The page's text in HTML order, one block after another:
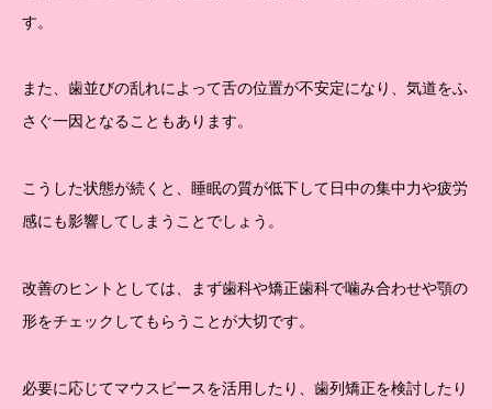
す。
また、歯並びの乱れによって舌の位置が不安定になり、気道をふ
さぐ一因となることもあります。
こうした状態が続くと、睡眠の質が低下して日中の集中力や疲労
感にも影響してしまうことでしょう。
改善のヒントとしては、まず歯科や矯正歯科で噛み合わせや顎の
形をチェックしてもらうことが大切です。
必要に応じてマウスピースを活用したり、歯列矯正を検討したり